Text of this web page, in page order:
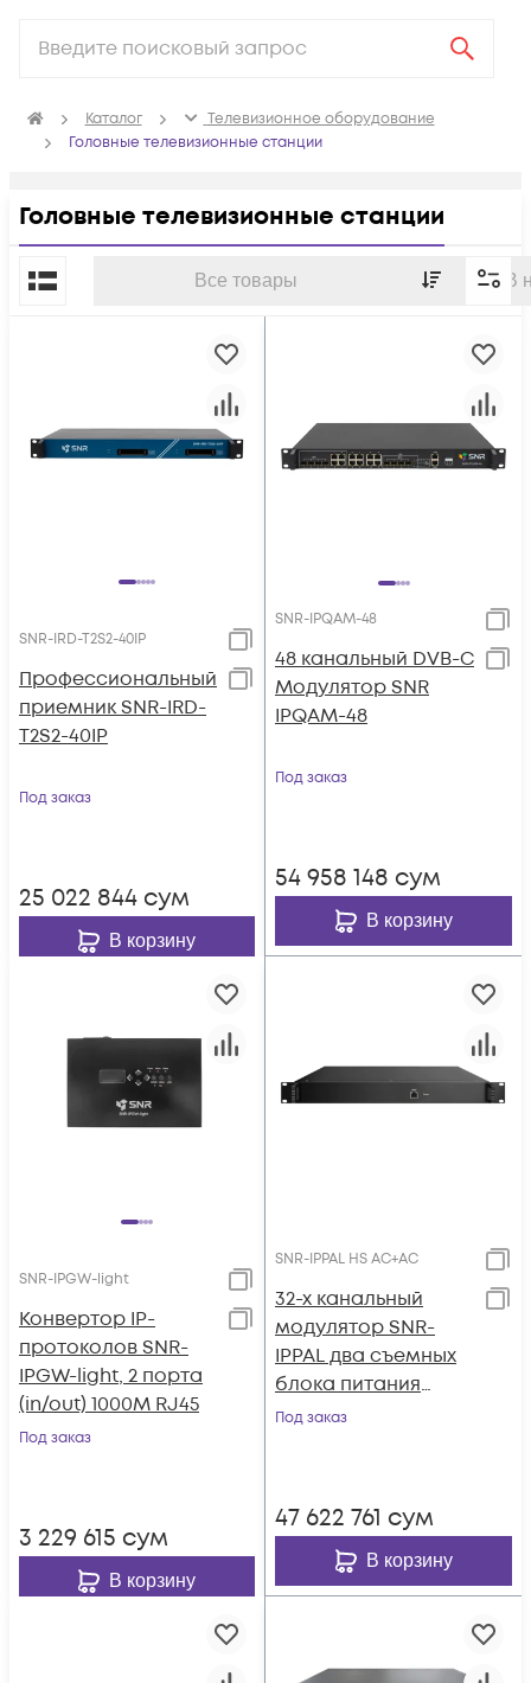
Каталог
Телевизионное оборудование
Головные телевизионные станции
Головные телевизионные станции
Все товары В
По популярности
SNR-IRD-T2S2-40IP
Профессиональный
приемник SNR-IRD-
T2S2-40IP
Под заказ
25 022 844 сум
В корзину
SNR-IPQAM-48
48 канальный DVB-C
Модулятор SNR
IPQAM-48
Под заказ
54 958 148 сум
В корзину
SNR-IPGW-light
Конвертор IP-
протоколов SNR-
IPGW-light, 2 порта
(in/out) 1000M RJ45
Под заказ
3 229 615 сум
В корзину
SNR-IPPAL HS AC+AC
32-х канальный
модулятор SNR-
IPPAL два съемных
блока питания
AC+AC
Под заказ
47 622 761 сум
В корзину